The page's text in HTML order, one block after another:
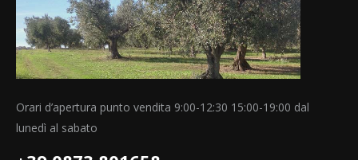
Orari d’apertura punto vendita 9:00-12:30 15:00-19:00 dal
lunedì al sabato